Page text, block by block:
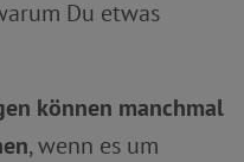
Du etwas
können manchmal
, wenn es um